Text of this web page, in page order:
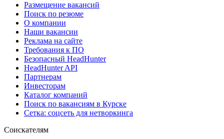
Размещение вакансий
Поиск по резюме
О компании
Наши вакансии
Реклама на сайте
Требования к ПО
Безопасный HeadHunter
HeadHunter API
Партнерам
Инвесторам
Каталог компаний
Поиск по вакансиям в Курске
Сетка: соцсеть для нетворкинга
Соискателям